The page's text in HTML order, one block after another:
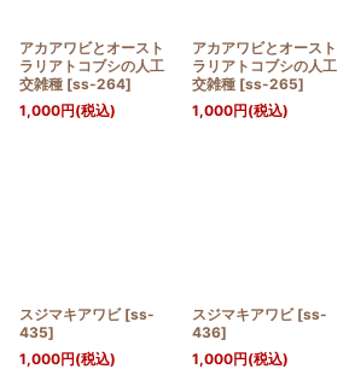
アカアワビとオースト
ラリアトコブシの人工
交雑種 [ss-264]
1,000円(税込)
アカアワビとオースト
ラリアトコブシの人工
交雑種 [ss-265]
1,000円(税込)
スジマキアワビ [ss-
435]
1,000円(税込)
スジマキアワビ [ss-
436]
1,000円(税込)